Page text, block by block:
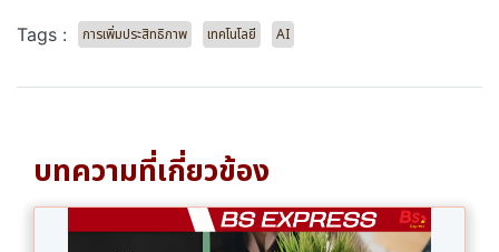
Tags : การเพิ่มประสิทธิภาพ เทคโนโลยี AI
บทความที่เกี่ยวข้อง